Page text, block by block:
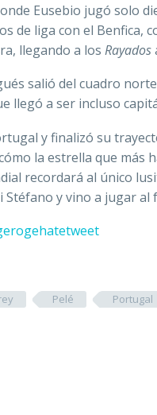
Eusebio jugó solo
de liga con el Benfica,
llegando a los Rayados
salió del cuadro
llegó a ser incluso
y finalizó su
la estrella que más
recordará al único
Stéfano y vino a jugar al
Pelé Portugal